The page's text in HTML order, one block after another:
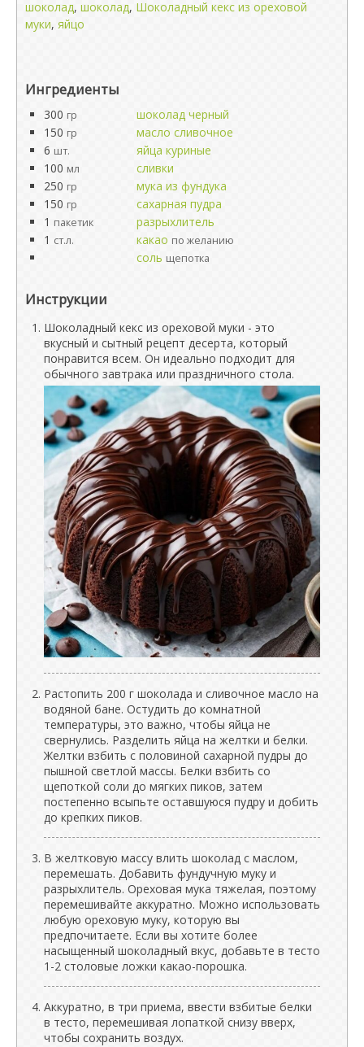
шоколад, шоколад, Шоколадный кекс из ореховой
муки, яйцо
Ингредиенты
300 гр
шоколад черный
150 гр
масло сливочное
6 шт.
яйца куриные
100 мл
сливки
250 гр
мука из фундука
150 гр
сахарная пудра
1 пакетик
разрыхлитель
1 ст.л. какао по желанию
соль щепотка
Инструкции
Шоколадный кекс из ореховой муки - это
вкусный и сытный рецепт десерта, который
понравится всем. Он идеально подходит для
обычного завтрака или праздничного стола.
Растопить 200 г шоколада и сливочное масло на
водяной бане. Остудить до комнатной
температуры, это важно, чтобы яйца не
свернулись. Разделить яйца на желтки и белки.
Желтки взбить с половиной сахарной пудры до
пышной светлой массы. Белки взбить со
щепоткой соли до мягких пиков, затем
постепенно всыпьте оставшуюся пудру и добить
до крепких пиков.
В желтковую массу влить шоколад с маслом,
перемешать. Добавить фундучную муку и
разрыхлитель. Ореховая мука тяжелая, поэтому
перемешивайте аккуратно. Можно использовать
любую ореховую муку, которую вы
предпочитаете. Если вы хотите более
насыщенный шоколадный вкус, добавьте в тесто
1-2 столовые ложки какао-порошка.
Аккуратно, в три приема, ввести взбитые белки
в тесто, перемешивая лопаткой снизу вверх,
чтобы сохранить воздух.